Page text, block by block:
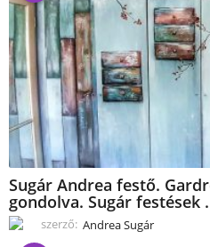
Sugár Andrea festő.
gondolva. Sugár festések .
szerző: Andrea Sugár